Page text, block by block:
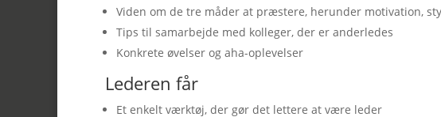
Viden om de tre måder at præstere, herunder motivation,
Tips til samarbejde med kolleger, der er anderledes
Konkrete øvelser og aha-oplevelser
Lederen får
Et enkelt værktøj, der gør det lettere at være leder